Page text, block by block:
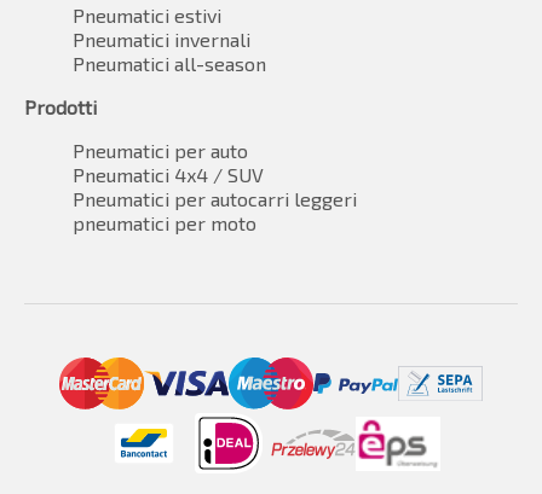
Pneumatici estivi
Pneumatici invernali
Pneumatici all-season
Prodotti
Pneumatici per auto
Pneumatici 4x4 / SUV
Pneumatici per autocarri leggeri
pneumatici per moto